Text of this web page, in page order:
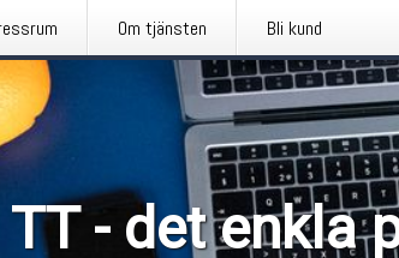
Om tjänsten Bli kund
- det enkla